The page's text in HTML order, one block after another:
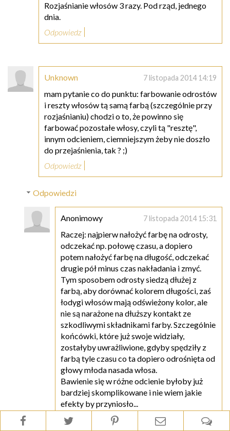
Rozjaśnianie włosów 3 razy. Pod rząd, jednego
dnia.
Odpowiedz
Unknown 7 listopada 2014 14:19
mam pytanie co do punktu: farbowanie odrostów
i reszty włosów tą samą farbą (szczególnie przy
rozjaśnianiu) chodzi o to, że powinno się
farbować pozostałe włosy, czyli tą "resztę",
innym odcieniem, ciemniejszym żeby nie doszło
do przejaśnienia, tak ? ;)
Odpowiedz
Odpowiedzi
Anonimowy 7 listopada 2014 15:31
Raczej: najpierw nałożyć farbę na odrosty,
odczekać np. połowę czasu, a dopiero
potem nałożyć farbę na długość, odczekać
drugie pół minus czas nakładania i zmyć.
Tym sposobem odrosty siedzą dłużej z
farbą, aby dorównać kolorem długości, zaś
łodygi włosów mają odświeżony kolor, ale
nie są narażone na dłuższy kontakt ze
szkodliwymi składnikami farby. Szczególnie
końcówki, które już swoje widziały,
zostałyby uwrażliwione, gdyby spędziły z
farbą tyle czasu co ta dopiero odrośnięta od
głowy młoda nasada włosa.
Bawienie się w różne odcienie byłoby już
bardziej skomplikowane i nie wiem jakie
efekty by przyniosło...
Dominika